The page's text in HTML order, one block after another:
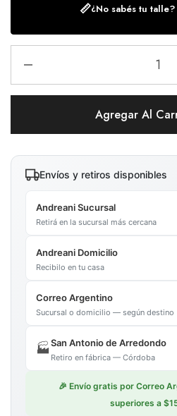
📏¿No sabés tu
Agregar Al
Envíos y retiros disponibles
Andreani Sucursal
Retirá en la sucursal más cercana
Andreani Domicilio
Recibilo en tu casa
Correo Argentino
Sucursal o domicilio — según destino
🏭San Antonio de Arredondo
Retiro en fábrica — Córdoba
🎉 Envío gratis por Correo
superiores a